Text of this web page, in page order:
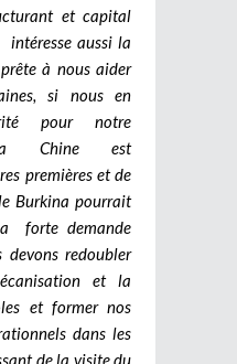
et capital
intéresse aussi la
à nous aider
si nous en
pour notre
La Chine est
premières et de
Burkina pourrait
forte demande
devons redoubler
et la
et former nos
dans les
de la visite du